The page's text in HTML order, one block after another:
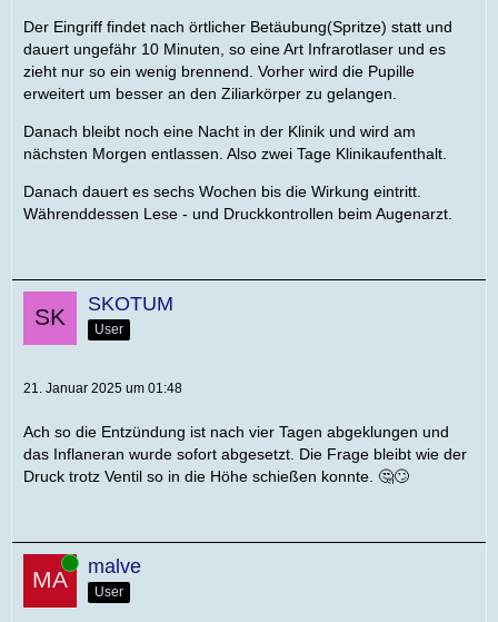
Der Eingriff findet nach örtlicher Betäubung(Spritze) statt und
dauert ungefähr 10 Minuten, so eine Art Infrarotlaser und es
zieht nur so ein wenig brennend. Vorher wird die Pupille
erweitert um besser an den Ziliarkörper zu gelangen.
Danach bleibt noch eine Nacht in der Klinik und wird am
nächsten Morgen entlassen. Also zwei Tage Klinikaufenthalt.
Danach dauert es sechs Wochen bis die Wirkung eintritt.
Währenddessen Lese - und Druckkontrollen beim Augenarzt.
SKOTUM
User
21. Januar 2025 um 01:48
Ach so die Entzündung ist nach vier Tagen abgeklungen und
das Inflaneran wurde sofort abgesetzt. Die Frage bleibt wie der
Druck trotz Ventil so in die Höhe schießen konnte. 🤔🙄
Online malve
User